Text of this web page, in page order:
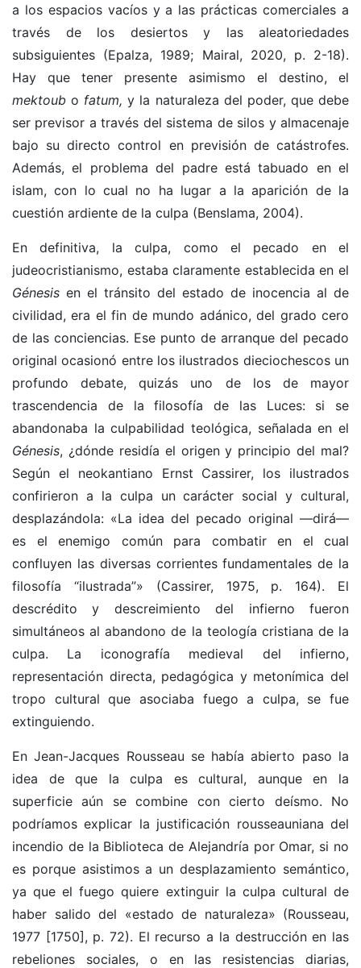
a los espacios vacíos y a las prácticas comerciales a
través de los desiertos y las aleatoriedades
subsiguientes (Epalza, 1989; Mairal, 2020, p. 2-18).
Hay que tener presente asimismo el destino, el
mektoubo fatum, y la naturaleza del poder, que debe
ser previsor a través del sistema de silos y almacenaje
bajo su directo control en previsión de catástrofes.
Además, el problema del padre está tabuado en el
islam, con lo cual no ha lugar a la aparición de la
cuestión ardiente de la culpa (Benslama, 2004).
En definitiva, la culpa, como el pecado en el
judeocristianismo, estaba claramente establecida en el
Génesis en el tránsito del estado de inocencia al de
civilidad, era el fin de mundo adánico, del grado cero
de las conciencias. Ese punto de arranque del pecado
original ocasionó entre los ilustrados dieciochescos un
profundo debate, quizás uno de los de mayor
trascendencia de la filosofía de las Luces: si se
abandonaba la culpabilidad teológica, señalada en el
Génesis, ¿dónde residía el origen y principio del mal?
Según el neokantiano Ernst Cassirer, los ilustrados
confirieron a la culpa un carácter social y cultural,
desplazándola: «La idea del pecado original —dirá—
es el enemigo común para combatir en el cual
confluyen las diversas corrientes fundamentales de la
filosofía “ilustrada”» (Cassirer, 1975, p. 164). El
descrédito y descreimiento del infierno fueron
simultáneos al abandono de la teología cristiana de la
culpa. La iconografía medieval del infierno,
representación directa, pedagógica y metonímica del
tropo cultural que asociaba fuego a culpa, se fue
extinguiendo.
En Jean-Jacques Rousseau se había abierto paso la
idea de que la culpa es cultural, aunque en la
superficie aún se combine con cierto deísmo. No
podríamos explicar la justificación rousseauniana del
incendio de la Biblioteca de Alejandría por Omar, si no
es porque asistimos a un desplazamiento semántico,
ya que el fuego quiere extinguir la culpa cultural de
haber salido del «estado de naturaleza» (Rousseau,
1977 [1750], p. 72). El recurso a la destrucción en las
rebeliones sociales, o en las resistencias diarias,